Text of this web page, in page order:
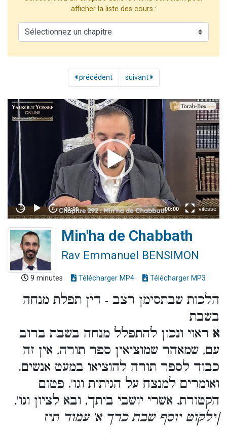
Il reste 49 places pour étudier en groupe sur Zoom
12 nouvelles musiques dans Torah-Box Music
afficher la liste des cours :
précédent suivant
Min'ha de Chabbath
Rav Emmanuel BENSIMON
9 minutes Télécharger MP4 Télécharger MP3
הלכות שבתסימן רצב - דין תפלת מנחה
בשבת
א ראוי ונכון להתפלל מנחה בשבת ברוב
עם, שמאחר שמוציאין ספר תורה, אין זה
כבוד לספר תורה להוציאו במעט אנשים.
ואומרים למנצח על הגיתית וגו', פטום
הקטורת, אשרי יושבי ביתך, ובא לציון וגו'.
[ילקוט יוסף שבת כרך א' עמוד תיז